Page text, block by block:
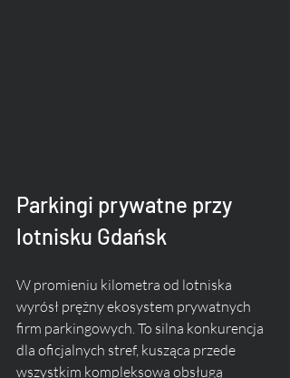
Parkingi prywatne przy
lotnisku Gdańsk
W promieniu kilometra od lotniska
wyrósł prężny ekosystem prywatnych
firm parkingowych. To silna konkurencja
dla oficjalnych stref, kusząca przede
wszystkim kompleksową obsługą